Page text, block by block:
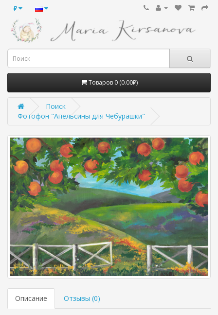
₽
Товаров 0 (0.00₽)
Поиск
Фотофон "Апельсины для Чебурашки"
Описание Отзывы (0)